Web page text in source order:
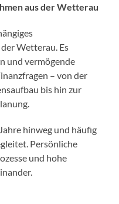
aus der Wetterau
Wetterau. Es
und vermögende
– von der
bis hin zur
hinweg und häufig
Persönliche
und hohe